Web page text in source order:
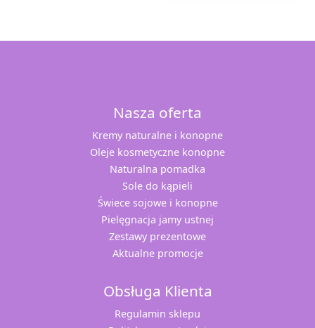
Nasza oferta
Kremy naturalne i konopne
Oleje kosmetyczne konopne
Naturalna pomadka
Sole do kąpieli
Świece sojowe i konopne
Pielęgnacja jamy ustnej
Zestawy prezentowe
Aktualne promocje
Obsługa Klienta
Regulamin sklepu